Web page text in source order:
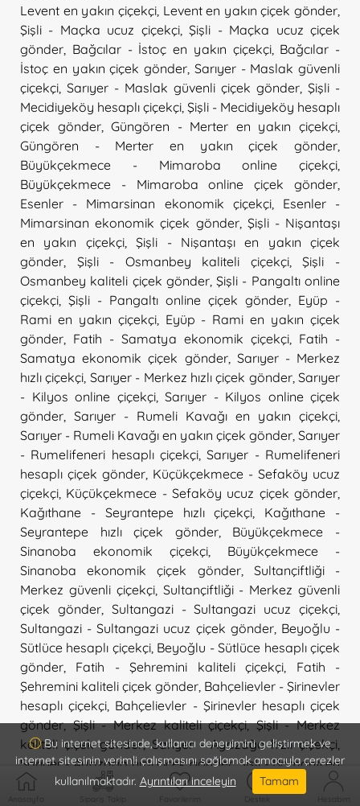
Levent en yakın çiçekçi, Levent en yakın çiçek gönder
Şişli - Maçka ucuz çiçekçi,Şişli - Maçka ucuz çiçek
gönder Bağcılar - İstoç en yakın çiçekçi, Bağcılar -
İstoç en yakın çiçek gönder Sarıyer - Maslak güvenli
çiçekçi Sarıyer - Maslak güvenli çiçek gönder Şişli -
Mecidiyeköy hesaplı çiçekçi Şişli - Mecidiyeköy hesaplı
çiçek gönder,Güngören - Merter en yakın çiçekçi
Güngören - Merter en yakın çiçek gönder
Büyükçekmece - Mimaroba online çiçekçi
Büyükçekmece - Mimaroba online çiçek gönder
Esenler - Mimarsinan ekonomik çiçekçi, Esenler -
Mimarsinan ekonomik çiçek gönder, Şişli - Nişantaşı
en yakın çiçekçi,Şişli - Nişantaşı en yakın çiçek
gönder
Şişli - Osmanbey kaliteli çiçekçi,Şişli -
Osmanbey kaliteli çiçek gönder,Şişli - Pangaltı online
çiçekçi Şişli - Pangaltı online çiçek gönder
Eyüp -
Rami en yakın çiçekçi, Eyüp - Rami en yakın çiçek
gönder
Fatih - Samatya ekonomik çiçekçi
Fatih -
Samatya ekonomik çiçek gönder, Sarıyer - Merkez
hızlı çiçekçi Sarıyer - Merkez hızlı çiçek gönder, Sarıyer
- Kilyos online çiçekçi, Sarıyer - Kilyos online çiçek
gönder
Sarıyer - Rumeli Kavağı en yakın çiçekçi
Sarıyer - Rumeli Kavağı en yakın çiçek gönder Sarıyer
- Rumelifeneri hesaplı çiçekçi ,Sarıyer - Rumelifeneri
hesaplı çiçek gönder Küçükçekmece - Sefaköy ucuz
çiçekçi Küçükçekmece - Sefaköy ucuz çiçek gönder
Kağıthane - Seyrantepe hızlı çiçekçi
Kağıthane -
Seyrantepe hızlı çiçek gönder, Büyükçekmece -
Sinanoba ekonomik çiçekçi
Büyükçekmece -
Sinanoba ekonomik çiçek gönder, Sultançiftliği -
Merkez güvenli çiçekçi, Sultançiftliği - Merkez güvenli
çiçek gönder, Sultangazi - Sultangazi ucuz çiçekçi
Sultangazi - Sultangazi ucuz çiçek gönder, Beyoğlu -
Sütlüce hesaplı çiçekçi, Beyoğlu - Sütlüce hesaplı çiçek
gönder
Fatih - Şehremini kaliteli çiçekçi
Fatih -
Şehremini kaliteli çiçek gönder Bahçelievler - Şirinevler
hesaplı çiçekçi Bahçelievler - Şirinevler hesaplı çiçek
gönder,Şişli - Merkez kaliteli çiçekçi,Şişli - Merkez
kaliteli çiçek gönder,Sarıyer - Ayazağa hızlı çiçekçi
Sarıyer - Ayazağa hızlı çiçek gönder,Şişli - Bomonti en
yakın çiçekçi,Şişli - Bomonti en yakın çiçek gönder,
Şişli - Esentepe ekonomik çiçekçi
Şişli - Esentepe
Anasayfa Sipariş Takip Favorilerim Destek Hesabım
Bu internet sitesinde, kullanıcı deneyimini geliştirmek ve
internet sitesinin verimli çalışmasını sağlamak amacıyla çerezler
kullanılmaktadır. Ayrıntıları inceleyin Tamam